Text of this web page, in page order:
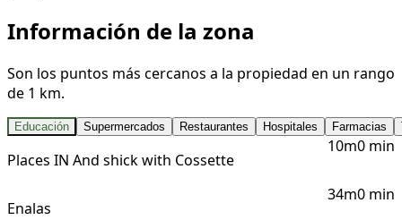
Información de la zona
Son los puntos más cercanos a la propiedad en un rango
de 1 km.
Educación Supermercados Restaurantes Hospitales Farmacias
Places IN And shick with Cossette
10m0 min
Enalas
34m0 min